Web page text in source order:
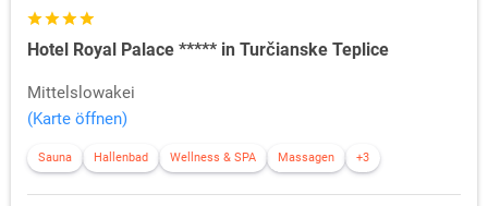
Hotel Royal Palace ***** in Turčianske Teplice
Mittelslowakei
(Karte öffnen)
Sauna Hallenbad Wellness & SPA Massagen +3